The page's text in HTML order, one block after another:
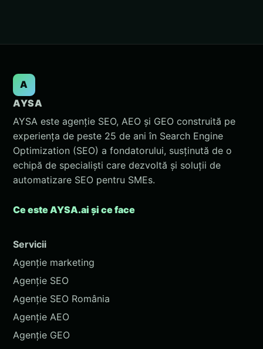
A
AYSA
AYSA este agenție SEO, AEO și GEO construită pe
experiența de peste 25 de ani în Search Engine
Optimization (SEO) a fondatorului, susținută de o
echipă de specialiști care dezvoltă și soluții de
automatizare SEO pentru SMEs.
Ce este AYSA.ai și ce face
Servicii
Agenție marketing
Agenție SEO
Agenție SEO România
Agenție AEO
Agenție GEO